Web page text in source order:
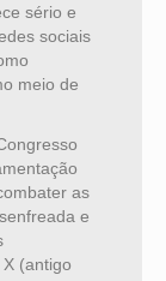
sério e
sociais
meio de
as
e
(antigo